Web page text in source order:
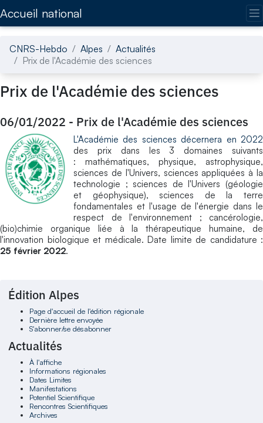
Accueil national
CNRS-Hebdo Alpes
Actualités
Prix de l'Académie des sciences
Prix de l'Académie des sciences
06/01/2022 - Prix de l'Académie des sciences
​L'Académie des sciences décernera en 2022
des prix dans les 3 domaines suivants
: mathématiques, physique, astrophysique,
sciences de l'Univers, sciences appliquées à la
technologie ; sciences de l'Univers (géologie
et géophysique), sciences de la terre
fondamentales et l'usage de l'énergie dans le
respect de l'environnement ; cancérologie,
(bio)chimie organique liée à la thérapeutique humaine, de
l'innovation biologique et médicale. Date limite de candidature :
25 février 2022.
Édition Alpes
Page d'accueil de l'édition régionale
Dernière lettre envoyée
S'abonner/se désabonner
Actualités
À l'affiche
Informations régionales
Dates Limites
Manifestations
Potentiel Scientifique
Rencontres Scientifiques
Archives